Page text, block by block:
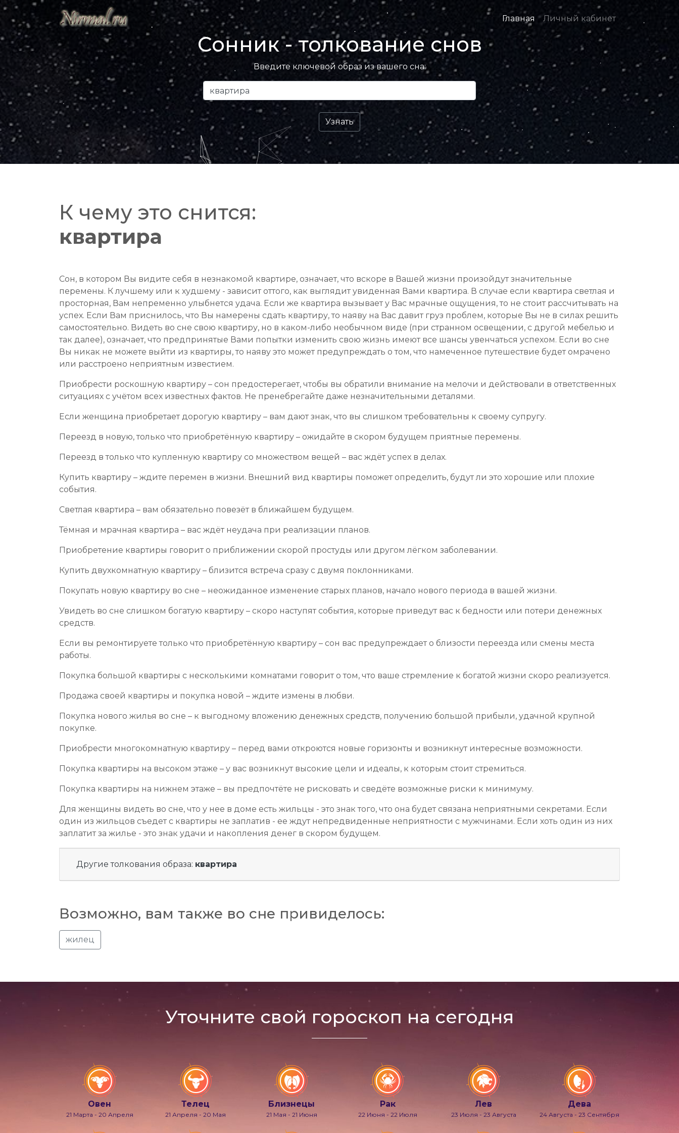
Главная Личный кабинет
Сонник - толкование снов
Введите ключевой образ из вашего сна:
К чему это снится:
квартира
Сон, в котором Вы видите себя в незнакомой квартире, означает, что вскоре в Вашей жизни произойдут значительные
перемены. К лучшему или к худшему - зависит оттого, как выглядит увиденная Вами квартира. В случае если квартира светлая и
просторная, Вам непременно улыбнется удача. Если же квартира вызывает у Вас мрачные ощущения, то не стоит рассчитывать на
успех. Если Вам приснилось, что Вы намерены сдать квартиру, то наяву на Вас давит груз проблем, которые Вы не в силах решить
самостоятельно. Видеть во сне свою квартиру, но в каком-либо необычном виде (при странном освещении, с другой мебелью и
так далее), означает, что предпринятые Вами попытки изменить свою жизнь имеют все шансы увенчаться успехом. Если во сне
Вы никак не можете выйти из квартиры, то наяву это может предупреждать о том, что намеченное путешествие будет омрачено
или расстроено неприятным известием.
Приобрести роскошную квартиру – сон предостерегает, чтобы вы обратили внимание на мелочи и действовали в ответственных
ситуациях с учётом всех известных фактов. Не пренебрегайте даже незначительными деталями.
Если женщина приобретает дорогую квартиру – вам дают знак, что вы слишком требовательны к своему супругу.
Переезд в новую, только что приобретённую квартиру – ожидайте в скором будущем приятные перемены.
Переезд в только что купленную квартиру со множеством вещей – вас ждёт успех в делах.
Купить квартиру – ждите перемен в жизни. Внешний вид квартиры поможет определить, будут ли это хорошие или плохие
события.
Светлая квартира – вам обязательно повезёт в ближайшем будущем.
Тёмная и мрачная квартира – вас ждёт неудача при реализации планов.
Приобретение квартиры говорит о приближении скорой простуды или другом лёгком заболевании.
Купить двухкомнатную квартиру – близится встреча сразу с двумя поклонниками.
Покупать новую квартиру во сне – неожиданное изменение старых планов, начало нового периода в вашей жизни.
Увидеть во сне слишком богатую квартиру – скоро наступят события, которые приведут вас к бедности или потери денежных
средств.
Если вы ремонтируете только что приобретённую квартиру – сон вас предупреждает о близости переезда или смены места
работы.
Покупка большой квартиры с несколькими комнатами говорит о том, что ваше стремление к богатой жизни скоро реализуется.
Продажа своей квартиры и покупка новой – ждите измены в любви.
Покупка нового жилья во сне – к выгодному вложению денежных средств, получению большой прибыли, удачной крупной
покупке.
Приобрести многокомнатную квартиру – перед вами откроются новые горизонты и возникнут интересные возможности.
Покупка квартиры на высоком этаже – у вас возникнут высокие цели и идеалы, к которым стоит стремиться.
Покупка квартиры на нижнем этаже – вы предпочтёте не рисковать и сведёте возможные риски к минимуму.
Для женщины видеть во сне, что у нее в доме есть жильцы - это знак того, что она будет связана неприятными секретами. Если
один из жильцов съедет с квартиры не заплатив - ее ждут непредвиденные неприятности с мужчинами. Если хоть один из них
заплатит за жилье - это знак удачи и накопления денег в скором будущем.
Другие толкования образа: квартира
Возможно, вам также во сне привиделось:
жилец
Уточните свой гороскоп на сегодня
Овен
21 Марта - 20 Апреля
Телец
21 Апреля - 20 Мая
Близнецы
21 Мая - 21 Июня
Рак
22 Июня - 22 Июля
Лев
23 Июля - 23 Августа
Дева
24 Августа - 23 Сентября